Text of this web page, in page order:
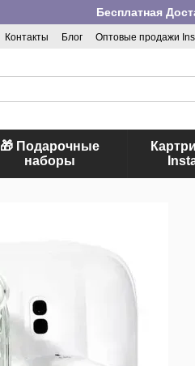
Бесплатная
Контакты Блог Оптовые продажи
🎁 Подарочные
наборы